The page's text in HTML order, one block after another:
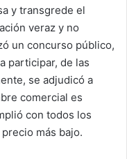
y transgrede el
veraz y no
un concurso público,
participar, de las
se adjudicó a
comercial es
con todos los
más bajo.